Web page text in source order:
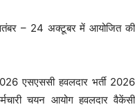
– 24 अक्टूबर में आयोजित की
एसएससी हवलदार भर्ती 2026
चयन आयोग हवलदार वैकेंसी